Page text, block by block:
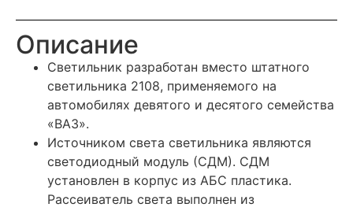
Описание
Светильник разработан вместо штатного
светильника 2108, применяемого на
автомобилях девятого и десятого семейства
«ВАЗ».
Источником света светильника являются
светодиодный модуль (СДМ). СДМ
установлен в корпус из АБС пластика.
Рассеиватель света выполнен из